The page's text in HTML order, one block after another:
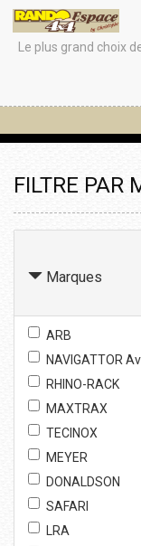
Le plus grand choix
FILTRE PAR
Marques
ARB
NAVIGATTOR
RHINO-RACK
MAXTRAX
TECINOX
MEYER
DONALDSON
SAFARI
LRA